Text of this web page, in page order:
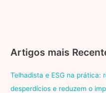
Artigos mais
Telhadista e ESG na prática:
desperdícios e reduzem o